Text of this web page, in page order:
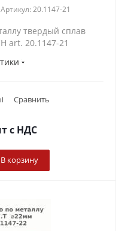
Артикул: 20.1147-21
твердый сплав
art. 20.1147-21
Сравнить
с НДС
В корзину